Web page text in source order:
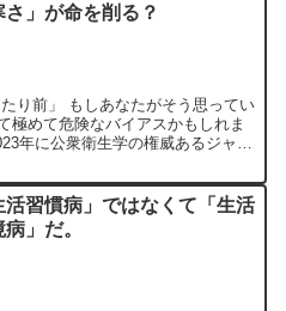
さ」が命を削る？
り前」 もしあなたがそう思ってい
極めて危険なバイアスかもしれま
年に公衆衛生学の権威あるジャー
活習慣病」ではなくて「生活
」だ。